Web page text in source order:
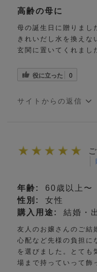
高齢の母に
母の誕生日に贈りまし
きれいだし水を換えな
玄関に置いてくれまし
役に立った 0
サイトからの返信
年齢:
60歳以上〜
性別:
女性
購入用途:
結婚・
友人のお嬢さんのご結
心配など先様の負担に
を選びました。とても
場まで持っていって飾